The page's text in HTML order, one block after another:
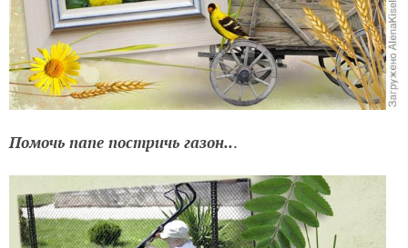
Помочь папе постричь газон...